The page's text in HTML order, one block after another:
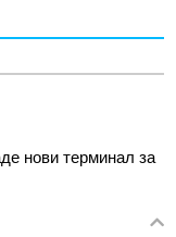
нови терминал за